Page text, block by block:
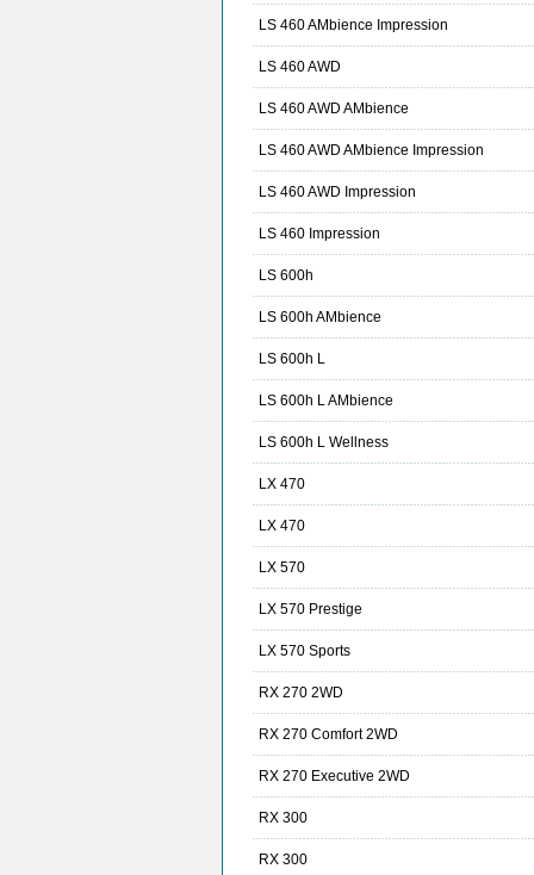
LS 460 AMbience Impression
LS 460 AWD
LS 460 AWD AMbience
LS 460 AWD AMbience Impression
LS 460 AWD Impression
LS 460 Impression
LS 600h
LS 600h AMbience
LS 600h L
LS 600h L AMbience
LS 600h L Wellness
LX 470
LX 470
LX 570
LX 570 Prestige
LX 570 Sports
RX 270 2WD
RX 270 Comfort 2WD
RX 270 Executive 2WD
RX 300
RX 300